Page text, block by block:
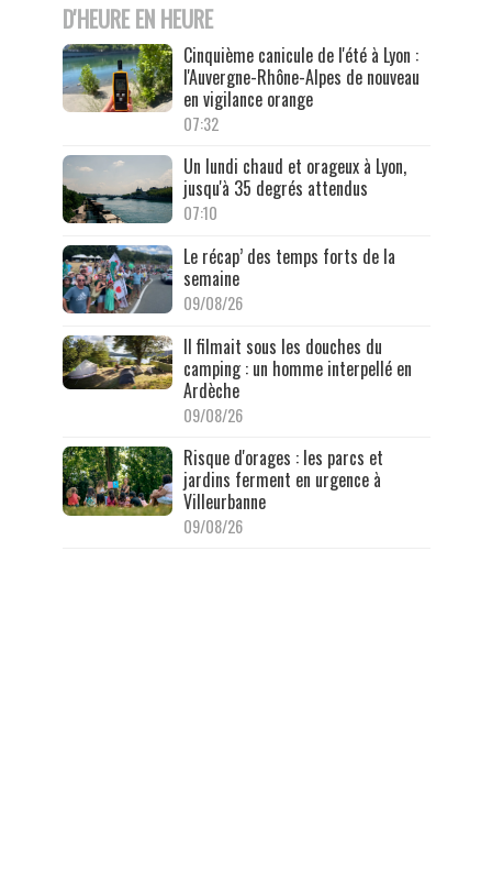
D'HEURE EN HEURE
Cinquième canicule de l'été à Lyon :
l'Auvergne-Rhône-Alpes de nouveau
en vigilance orange
07:32
Un lundi chaud et orageux à Lyon,
jusqu'à 35 degrés attendus
07:10
Le récap’ des temps forts de la
semaine
09/08/26
Il filmait sous les douches du
camping : un homme interpellé en
Ardèche
09/08/26
Risque d'orages : les parcs et
jardins ferment en urgence à
Villeurbanne
09/08/26